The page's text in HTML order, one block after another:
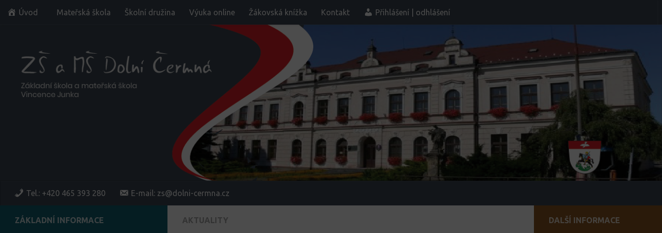
Skip to content
Úvod Mateřská škola Školní družina Výuka online Žákovská knížka Kontakt Přihlášení | odhlášení
Tel.: +420 465 393 280 E-mail: zs@dolni-cermna.cz
AKTUALITY
ZÁKLADNÍ INFORMACE DALŠÍ INFORMACE